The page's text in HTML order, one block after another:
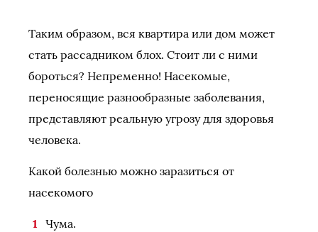
Таким образом, вся квартира или дом может
стать рассадником блох. Стоит ли с ними
бороться? Непременно! Насекомые,
переносящие разнообразные заболевания,
представляют реальную угрозу для здоровья
человека.
Какой болезнью можно заразиться от
насекомого
Чума.